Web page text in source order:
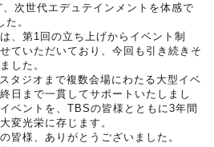
次世代エデュテインメントを体感で
。
、第1回の立ち上げからイベント制
ていただいており、今回も引き続きそ
した。
タジオまで複数会場にわたる大型イベ
日まで一貫してサポートいたしまし
ベントを、TBSの皆様とともに3年間
変光栄に存じます。
皆様、ありがとうございました。